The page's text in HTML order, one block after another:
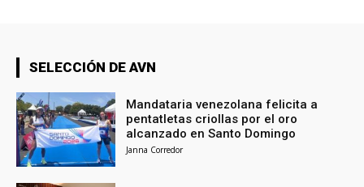
SELECCIÓN DE AVN
Mandataria venezolana felicita a
pentatletas criollas por el oro
alcanzado en Santo Domingo
Janna Corredor